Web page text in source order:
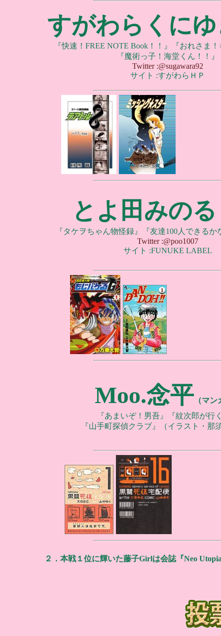
すがわらくに
『快速！FREE NOTE Book！！』『おれさま
『魔術っ子！海堂くん！！』
Twitter :@sugawara92
サイト :すがわらＨＰ
とよ田みのる
『タケヲちゃん物怪録』『友達100人できる
Twitter :@poo1007
サイト :FUNUKE LABEL
Moo.念平 （マ
『あまいぞ！男吾』『紋次郎が行
『山手町探偵クラブ』（イラスト・那
２．本戦１位に輝いた藤子Girlは会誌『Neo